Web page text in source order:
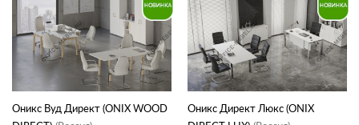
Оникс Вуд Директ (ONIX WOOD
Оникс Директ Люкс (ONIX